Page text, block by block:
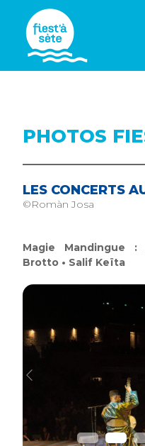
PHOTOS
LES CONCERTS
©Romàn Josa
Magie Mandingue :
Brotto • Salif Keïta
Previous